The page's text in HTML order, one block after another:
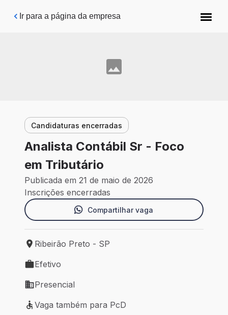
Pular para o conteúdo principal
Ir para a página da empresa
Candidaturas encerradas
Analista Contábil Sr - Foco
em Tributário
Publicada em 21 de maio de 2026
Inscrições encerradas
Compartilhar vaga
Local de trabalho: Ribeirão Preto - SP
Ribeirão Preto - SP
Tipo de vaga: Efetivo
Efetivo
Modelo de trabalho: Presencial
Presencial
Vaga também para PcD
Vaga também para PcD